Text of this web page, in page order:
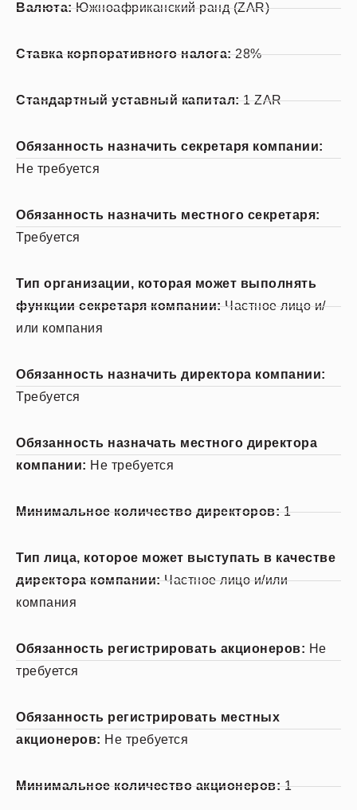
Валюта:Южноафриканский ранд (ZAR)
Ставка корпоративного налога:28%
Стандартный уставный капитал:1 ZAR
Обязанность назначить секретаря компании:
Не требуется
Обязанность назначить местного секретаря:
Требуется
Тип организации, которая может выполнять
функции секретаря компании:Частное лицо и/
или компания
Обязанность назначить директора компании:
Требуется
Обязанность назначать местного директора
компании: Не требуется
Минимальное количество директоров:1
Тип лица, которое может выступать в качестве
директора компании:Частное лицо и/или
компания
Обязанность регистрировать акционеров: Не
требуется
Обязанность регистрировать местных
акционеров: Не требуется
Минимальное количество акционеров:1